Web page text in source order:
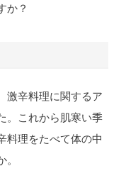
か？
激辛料理に関するア
。これから肌寒い季
料理をたべて体の中